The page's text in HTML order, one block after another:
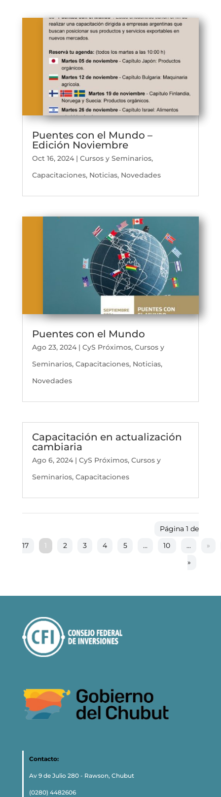
Puentes con el Mundo –
Edición Noviembre
Oct 16, 2024| Cursos y Seminarios,
Capacitaciones, Noticias, Novedades
Puentes con el Mundo
Ago 23, 2024| CyS Próximos, Cursos y
Seminarios, Capacitaciones, Noticias,
Novedades
Capacitación en actualización
cambiaria
Ago 6, 2024| CyS Próximos, Cursos y
Seminarios, Capacitaciones
Página 1 de
17
1 2 3 4 5 ... 10 ...
»
»
Contacto:
Av 9 de Julio 280 - Rawson, Chubut
(0280) 4482606